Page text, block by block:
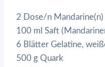
2 Dose/n
100 ml Saft
6 Blätter Gelatine,
500 g Quark